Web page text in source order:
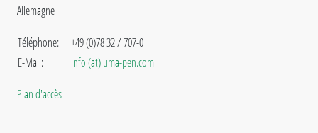
Allemagne
Téléphone:
E-Mail:
+49 (0)78 32 / 707-0
info (at) uma-pen.com
Plan d'accès